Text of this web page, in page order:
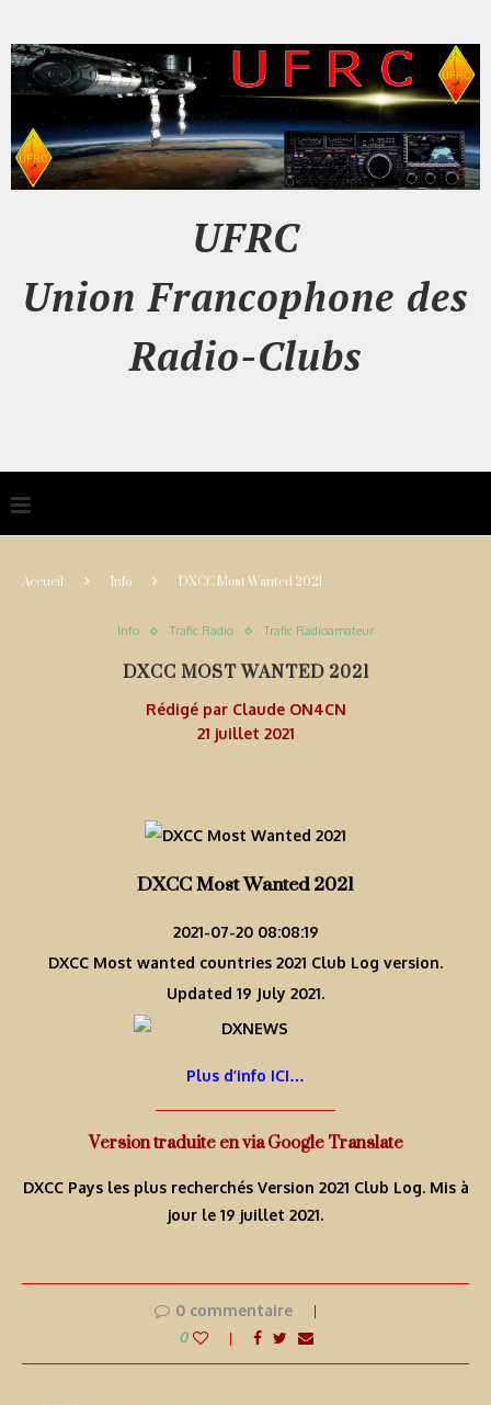
UFRC
Union Francophone des
Radio-Clubs
Accueil Info DXCC Most Wanted 2021
Info Trafic Radio Trafic Radioamateur
DXCC MOST WANTED 2021
Rédigé par Claude ON4CN
21 juillet 2021
DXCC Most Wanted 2021
2021-07-20 08:08:19
DXCC Most wanted countries 2021 Club Log version.
Updated 19 July 2021.
Plus d’info ICI…
Version traduite en via Google Translate
DXCC Pays les plus recherchés Version 2021 Club Log. Mis à
jour le 19 juillet 2021.
0 commentaire
0